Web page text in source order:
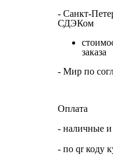
- Санкт-
СДЭКом
заказа
- Мир по
Оплата
- наличные и
- по qr коду